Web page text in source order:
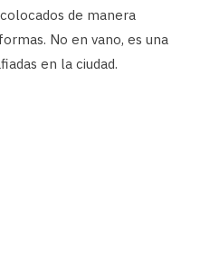
de manera
No en vano, es una
en la ciudad.